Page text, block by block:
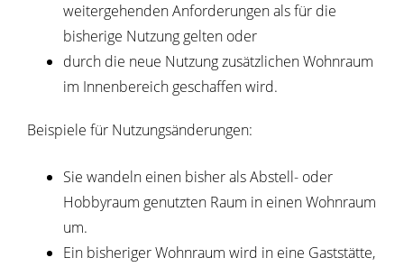
weitergehenden Anforderungen als für die
bisherige Nutzung gelten oder
durch die neue Nutzung zusätzlichen Wohnraum
im Innenbereich geschaffen wird.
Beispiele für Nutzungsänderungen:
Sie wandeln einen bisher als Abstell- oder
Hobbyraum genutzten Raum in einen Wohnraum
um.
Ein bisheriger Wohnraum wird in eine Gaststätte,